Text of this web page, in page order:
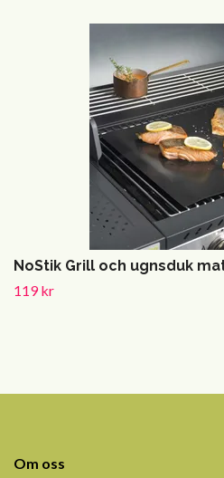
NoStik Grill och ugnsduk
119 kr
Om oss